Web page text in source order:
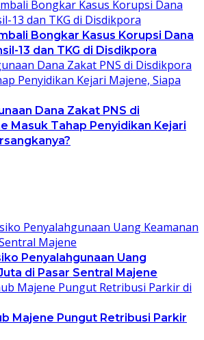
Bongkar Kasus Korupsi Dana
13 dan TKG di Disdikpora
Dana Zakat PNS di
Masuk Tahap Penyidikan Kejari
Penyalahgunaan Uang
di Pasar Sentral Majene
Majene Pungut Retribusi Parkir